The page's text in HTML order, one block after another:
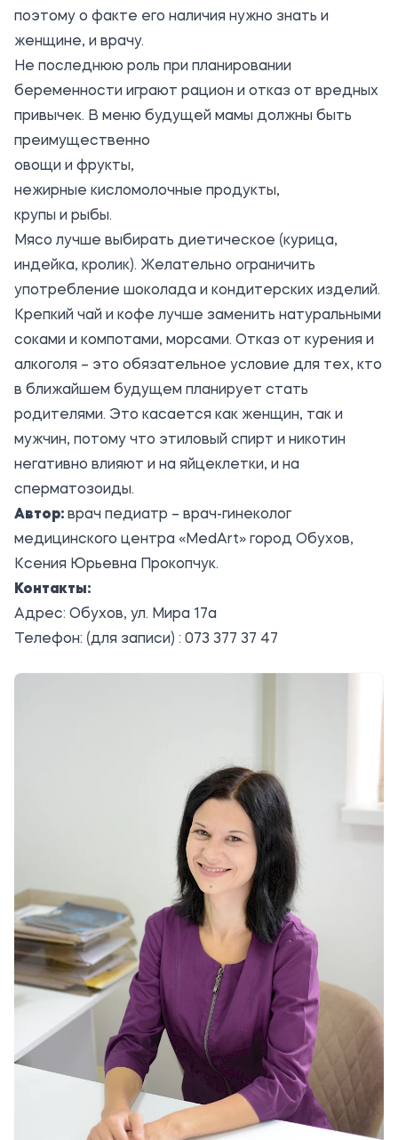
поэтому о факте его наличия нужно знать и
женщине, и врачу.
Не последнюю роль при планировании
беременности играют рацион и отказ от вредных
привычек. В меню будущей мамы должны быть
преимущественно
овощи и фрукты,
нежирные кисломолочные продукты,
крупы и рыбы.
Мясо лучше выбирать диетическое (курица,
индейка, кролик). Желательно ограничить
употребление шоколада и кондитерских изделий.
Крепкий чай и кофе лучше заменить натуральными
соками и компотами, морсами. Отказ от курения и
алкоголя – это обязательное условие для тех, кто
в ближайшем будущем планирует стать
родителями. Это касается как женщин, так и
мужчин, потому что этиловый спирт и никотин
негативно влияют и на яйцеклетки, и на
сперматозоиды.
Автор: врач педиатр – врач-гинеколог
медицинского центра «MedArt» город Обухов,
Ксения Юрьевна Прокопчук.
Контакты:
Адрес: Обухов, ул. Мира 17а
Телефон: (для записи) : 073 377 37 47